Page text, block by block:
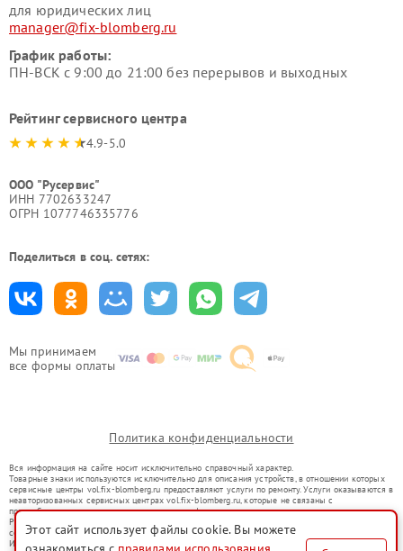
Мы принимаем
все формы оплаты
для юридических лиц
manager@fix-blomberg.ru
График работы:
ПН-ВСК с 9:00 до 21:00 без перерывов и выходных
Рейтинг сервисного центра
4.9-5.0
ООО "Русервис"
ИНН 7702633247
ОГРН 1077746335776
Поделиться в соц. сетях:
Политика конфиденциальности
Вся информация на сайте носит исключительно справочный характер.
Товарные знаки используются исключительно для описания устройств, в отношении которых
сервисные центры vol.fix-blomberg.ru предоставляют услуги по ремонту. Услуги оказываются в
неавторизованных сервисных центрах vol.fix-blomberg.ru, которые не связаны с
правообладателями товарных знаков или их официальными представителями.
Ремонт осуществляется для устройств, уже введенных в гражданский оборот в соответствии
со статьей 1487 ГК РФ.
Использование товарных знаков не преследует цели индивидуализации услуг или введения
Этот сайт использует файлы cookie. Вы можете